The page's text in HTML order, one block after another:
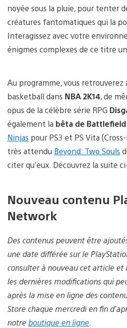
noyée sous la pluie, pour tenter
créatures fantomatiques qui la
Interagissez avec votre
énigmes complexes de ce titre
Au programme, vous retrouverez
basketball dans NBA 2K14, de
opus de la célèbre série RPG
également la bêta de
Ninjas pour PS3 et PS Vita
très attendu Beyond: Two Souls
citer qu’eux. Découvrez la suite
Nouveau contenu
Network
Des contenus peuvent être
une date différée sur le
consulter à nouveau cet article et
les dernières modifications qui
après la mise en ligne des
Store chaque mercredi en fin
notre boutique en ligne